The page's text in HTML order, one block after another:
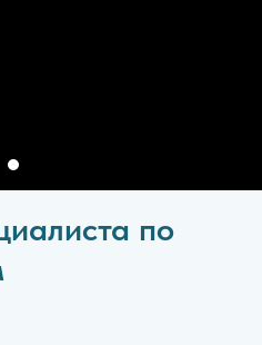
по